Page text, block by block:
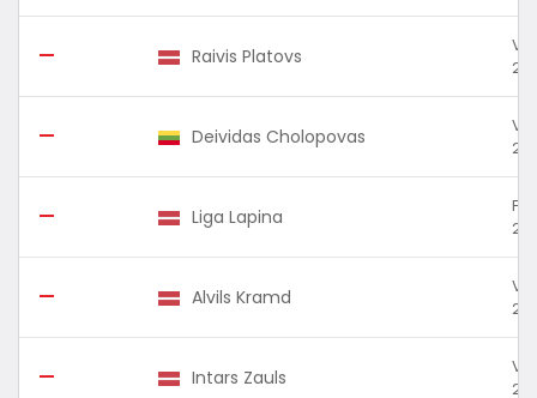
— Raivis Platovs
— Deividas Cholopovas
— Liga Lapina
— Alvils Kramd
— Intars Zauls